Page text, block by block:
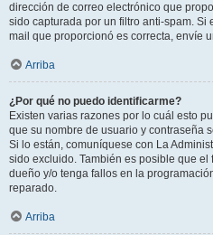
dirección de correo electrónico que
sido capturada por un filtro anti-spam.
mail que proporcionó es correcta, envíe
Arriba
¿Por qué no puedo identificarme?
Existen varias razones por lo cuál esto
que su nombre de usuario y contraseña
Si lo están, comuníquese con La
sido excluido. También es posible que el
dueño y/o tenga fallos en la
reparado.
Arriba